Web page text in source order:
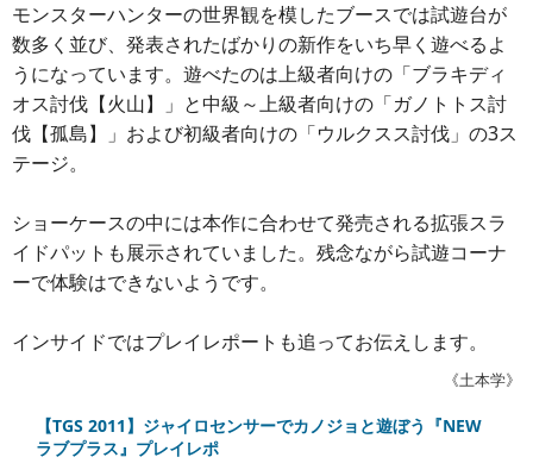
モンスターハンターの世界観を模したブースでは試遊台が
数多く並び、発表されたばかりの新作をいち早く遊べるよ
うになっています。遊べたのは上級者向けの「ブラキディ
オス討伐【火山】」と中級～上級者向けの「ガノトトス討
伐【孤島】」および初級者向けの「ウルクスス討伐」の3ス
テージ。
ショーケースの中には本作に合わせて発売される拡張スラ
イドパットも展示されていました。残念ながら試遊コーナ
ーで体験はできないようです。
インサイドではプレイレポートも追ってお伝えします。
《土本学》
【TGS 2011】ジャイロセンサーでカノジョと遊ぼう『NEW
ラブプラス』プレイレポ